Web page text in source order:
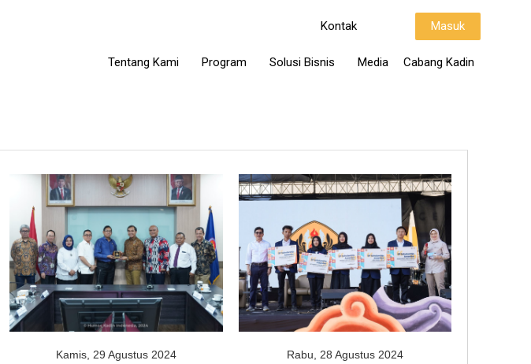
Kontak Masuk
Tentang Kami Program Solusi Bisnis Media Cabang Kadin
Kamis, 29 Agustus 2024 Rabu, 28 Agustus 2024